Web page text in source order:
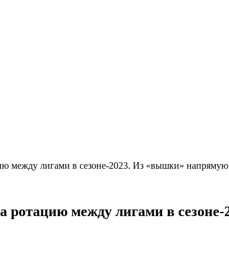
между лигами в сезоне-2023. Из «вышки» напрямую
между лигами в